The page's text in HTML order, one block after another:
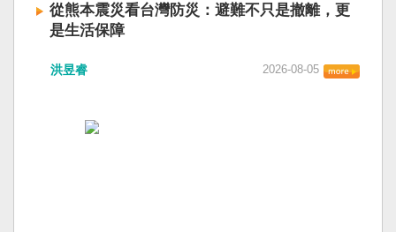
從熊本震災看台灣防災：避難不只是撤離，更
是生活保障
洪昱睿 2026-08-05